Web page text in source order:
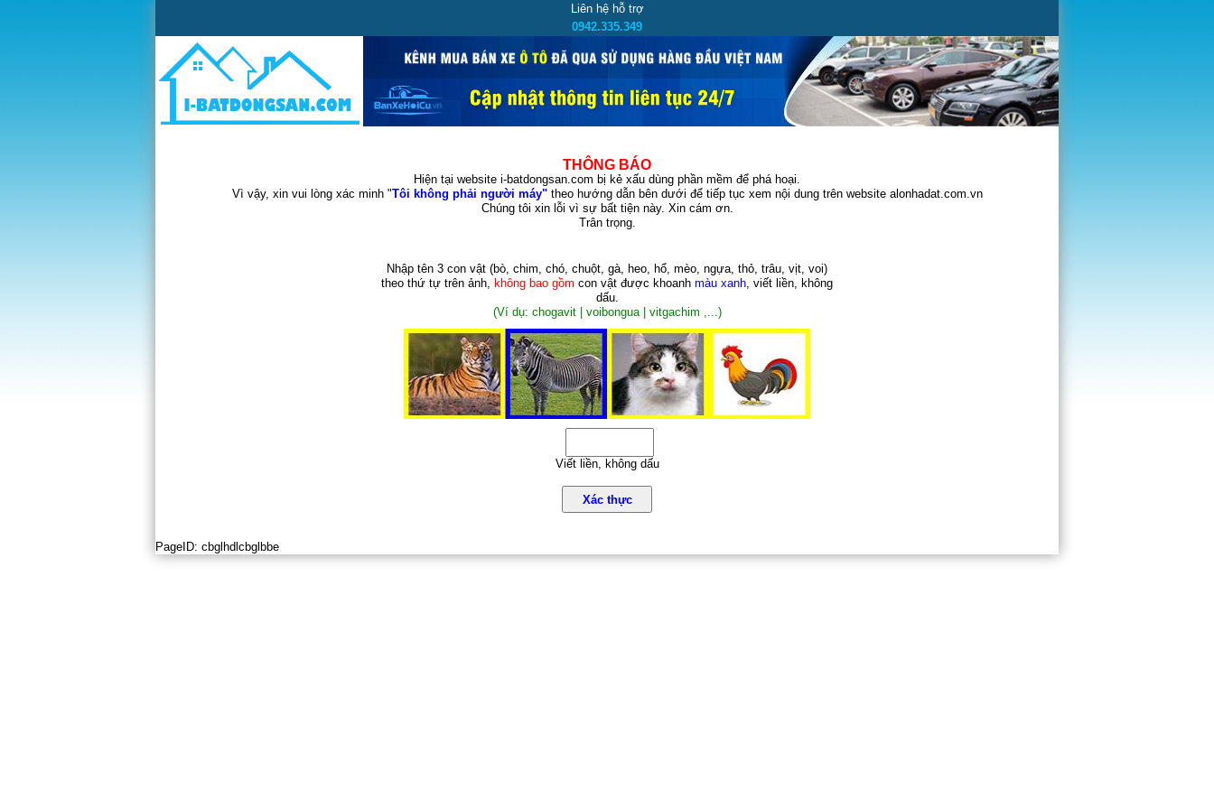
Liên hệ hỗ trợ
0942.335.349
THÔNG BÁO
Hiện tại website i-batdongsan.com bị kẻ xấu dùng phần mềm để phá hoại.
Vì vậy, xin vui lòng xác minh "Tôi không phải người máy"theo hướng dẫn bên dưới để tiếp tục xem nội dung trên website alonhadat.com.vn
Chúng tôi xin lỗi vì sự bất tiện này. Xin cám ơn.
Trân trọng.
Nhập tên 3 con vật (bò, chim, chó, chuột, gà, heo, hổ, mèo, ngựa, thỏ, trâu, vịt, voi)
theo thứ tự trên ảnh, không bao gồm con vật được khoanh màu xanh, viết liền, không
dấu.
(Ví dụ: chogavit | voibongua | vitgachim ,...)
Viết liền, không dấu
Xác thực
PageID: cbglhdlcbglbbe